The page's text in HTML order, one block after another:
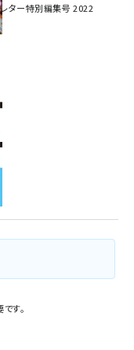
ター特別編集号 2022
す。